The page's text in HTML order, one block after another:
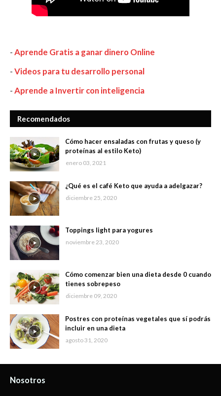
-Aprende Gratis a ganar dinero Online
-Videos para tu desarrollo personal
-Aprende a Invertir con inteligencia
Recomendados
Cómo hacer ensaladas con frutas y queso (y
proteínas al estilo Keto)
enero 03, 2021
¿Qué es el café Keto que ayuda a adelgazar?
diciembre 25, 2020
Toppings light para yogures
noviembre 23, 2020
Cómo comenzar bien una dieta desde 0 cuando
tienes sobrepeso
diciembre 09, 2020
Postres con proteínas vegetales que sí podrás
incluir en una dieta
agosto 31, 2020
Nosotros